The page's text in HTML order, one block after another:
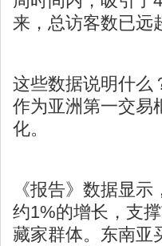
来，总访客数已远
这些数据说明什么
作为亚洲第一交易
化。
《报告》数据显
约1%的增长，支
藏家群体。东南亚